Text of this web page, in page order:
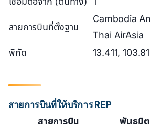
สายการบินที่ตั้งฐาน
Cambodia
Thai AirAsia
พิกัด
13.411,
สายการบินที่ให้บริการ REP
สายการบิน พันธมิ